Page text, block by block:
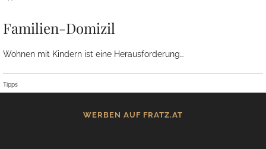
Familien-Domizil
Wohnen mit Kindern ist eine Herausforderung…
Tipps
WERBEN AUF FRATZ.AT